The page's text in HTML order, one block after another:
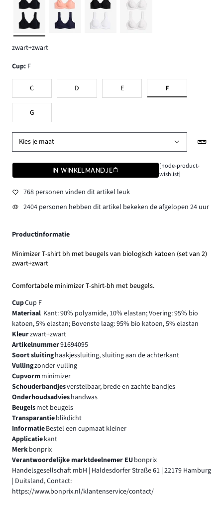
zwart+zwart
Cup: F
C D E F
G
Kies je maat
IN WINKELMANDJE
[node-product-
wishlist]
768 personen vinden dit artikel leuk
2404 personen hebben dit artikel bekeken de afgelopen 24 uur
Productinformatie
Minimizer T-shirt bh met beugels van biologisch katoen (set van 2)
zwart+zwart
Comfortabele minimizer T-shirt-bh met beugels.
CupCup F
Materiaal Kant: 90% polyamide, 10% elastan; Voering: 95% bio
katoen, 5% elastan; Bovenste laag: 95% bio katoen, 5% elastan
Kleurzwart+zwart
Artikelnummer91694095
Soort sluitinghaakjessluiting, sluiting aan de achterkant
Vullingzonder vulling
Cupvormminimizer
Schouderbandjesverstelbaar, brede en zachte bandjes
Onderhoudsadvieshandwas
Beugelsmet beugels
Transparantieblikdicht
InformatieBestel een cupmaat kleiner
Applicatiekant
Merkbonprix
Verantwoordelijke marktdeelnemer EUbonprix
Handelsgesellschaft mbH | Haldesdorfer Straße 61 | 22179 Hamburg
| Duitsland, Contact:
https://www.bonprix.nl/klantenservice/contact/